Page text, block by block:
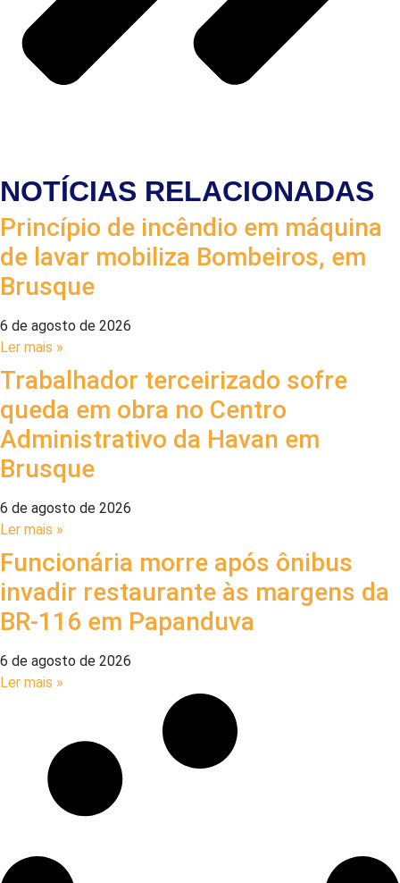
NOTÍCIAS RELACIONADAS
Princípio de incêndio em máquina
de lavar mobiliza Bombeiros, em
Brusque
6 de agosto de 2026
Ler mais »
Trabalhador terceirizado sofre
queda em obra no Centro
Administrativo da Havan em
Brusque
6 de agosto de 2026
Ler mais »
Funcionária morre após ônibus
invadir restaurante às margens da
BR-116 em Papanduva
6 de agosto de 2026
Ler mais »